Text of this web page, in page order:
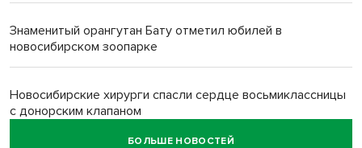
Знаменитый орангутан Бату отметил юбилей в
новосибирском зоопарке
Новосибирские хирурги спасли сердце восьмиклассницы
с донорским клапаном
БОЛЬШЕ НОВОСТЕЙ